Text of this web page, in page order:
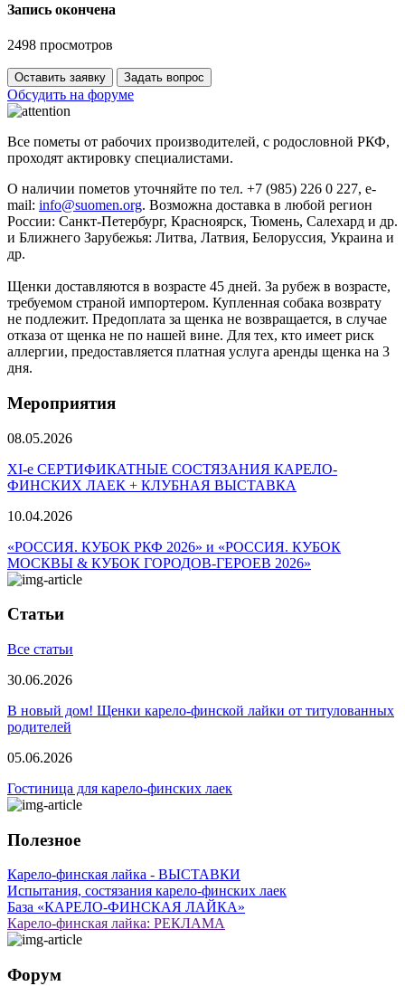
Запись окончена
2498 просмотров
Оставить заявку Задать вопрос
Обсудить на форуме
Все пометы от рабочих производителей, с родословной РКФ,
проходят актировку специалистами.
О наличии пометов уточняйте по тел. +7 (985) 226 0 227, e-
mail: info@suomen.org. Возможна доставка в любой регион
России: Санкт-Петербург, Красноярск, Тюмень, Салехард и др.
и Ближнего Зарубежья: Литва, Латвия, Белоруссия, Украина и
др.
Щенки доставляются в возрасте 45 дней. За рубеж в возрасте,
требуемом страной импортером. Купленная собака возврату
не подлежит. Предоплата за щенка не возвращается, в случае
отказа от щенка не по нашей вине. Для тех, кто имеет риск
аллергии, предоставляется платная услуга аренды щенка на 3
дня.
Мероприятия
08.05.2026
ХI-е СЕРТИФИКАТНЫЕ СОСТЯЗАНИЯ КАРЕЛО-
ФИНСКИХ ЛАЕК + КЛУБНАЯ ВЫСТАВКА
10.04.2026
«РОССИЯ. КУБОК РКФ 2026» и «РОССИЯ. КУБОК
МОСКВЫ & КУБОК ГОРОДОВ-ГЕРОЕВ 2026»
Статьи
Все статьи
30.06.2026
В новый дом! Щенки карело-финской лайки от титулованных
родителей
05.06.2026
Гостиница для карело-финских лаек
Полезное
Карело-финская лайка - ВЫСТАВКИ
Испытания, состязания карело-финских лаек
База «КАРЕЛО-ФИНСКАЯ ЛАЙКА»
Карело-финская лайка: РЕКЛАМА
Форум